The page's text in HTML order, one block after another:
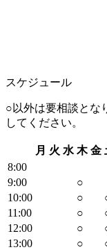
スケジュール
○以外は要相談とな
してください。
月 火 水 木 金
8:00
9:00
○
10:00 ○
11 :00 ○
12:00 ○
13:00 ○